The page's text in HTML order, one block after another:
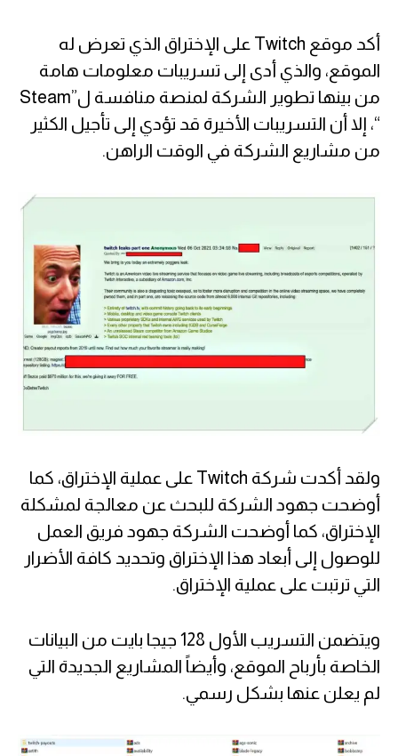
أكد موقع Twitch على الإختراق الذي تعرض له
الموقع، والذي أدى إلى تسريبات معلومات هامة
من بينها تطوير الشركة لمنصة منافسة ل”Steam
“، إلا أن التسريبات الأخيرة قد تؤدي إلى تأجيل الكثير
من مشاريع الشركة في الوقت الراهن.
ولقد أكدت شركة Twitch على عملية الإختراق، كما
أوضحت جهود الشركة للبحث عن معالجة لمشكلة
الإختراق، كما أوضحت الشركة جهود فريق العمل
للوصول إلى أبعاد هذا الإختراق وتحديد كافة الأضرار
التي ترتبت على عملية الإختراق.
ويتضمن التسريب الأول 128 جيجا بايت من البيانات
الخاصة بأرباح الموقع، وأيضاً المشاريع الجديدة التي
لم يعلن عنها بشكل رسمي.